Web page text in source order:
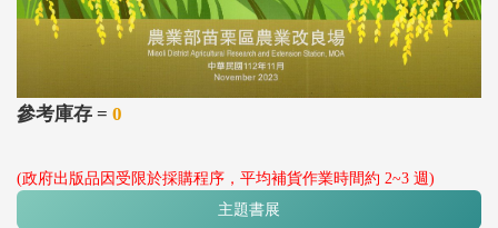
參考庫存 = 0
(政府出版品因受限於採購程序，平均補貨作業時間約 2~3 週)
主題書展